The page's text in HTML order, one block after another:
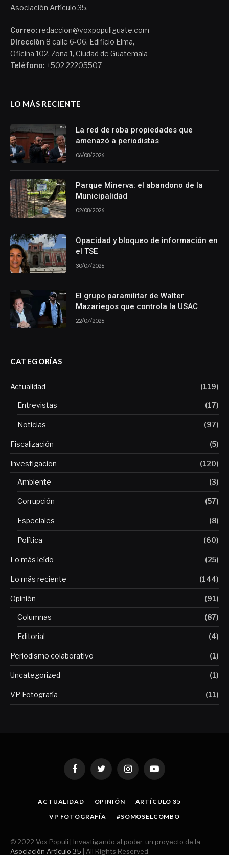
Asociación Artículo 35.
Correo: redaccion@voxpopuliguate.com
Dirección 8 calle 6-06. Edificio Elma,
Oficina 102. Zona 1, Ciudad de Guatemala
Teléfono: +502 22205507
LO MÁS RECIENTE
La red de roba propiedades que
amenazó a periodistas
06/08/2026
Parque Minerva: el abandono de la
Municipalidad
02/08/2026
Opacidad y bloqueo de información en
el TSE
30/07/2026
El grupo paramilitar de Walter
Mazariegos que controla la USAC
22/07/2026
CATEGORÍAS
Actualidad (119)
Entrevistas (17)
Noticias (97)
Fiscalización (5)
Investigacion (120)
Ambiente (3)
Corrupción (57)
Especiales (8)
Política (60)
Lo más leído (25)
Lo más reciente (144)
Opinión (91)
Columnas (87)
Editorial (4)
Periodismo colaborativo (1)
Uncategorized (1)
VP Fotografía (11)
FacebookTwitter InstagramYouTube
ACTUALIDAD OPINIÓN
ARTÍCULO 35
VP FOTOGRAFÍA
#SOMOSELCOMBO
© 2022 Vox Populi | Investigando al poder, un proyecto de la
Asociación Artículo 35 | All Rights Reserved